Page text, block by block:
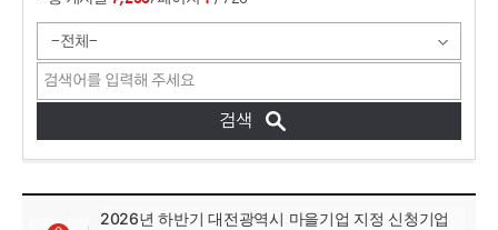
자치분권과_자료실 목록으로 번호, 제목, 작성자, 조회수, 등록일, 첨부파일로 정보를 제공하고 있습니다.
2026년 하반기 대전광역시 마을기업 지정 신청기업